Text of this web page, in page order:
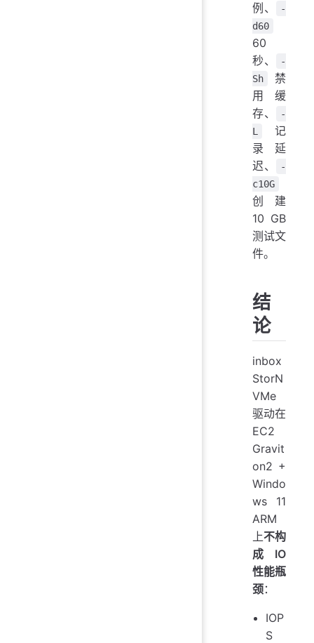
例、
-
d60
60
秒、
-
Sh
禁
用缓
存、
-
L
记
录延
迟、
-
c10G
创建
10 GB
测试文
件。
结
论
inbox
StorN
VMe
驱动在
EC2
Gravit
on2 +
Windo
ws 11
ARM
上不构
成 IO
性能瓶
颈：
IOP
S